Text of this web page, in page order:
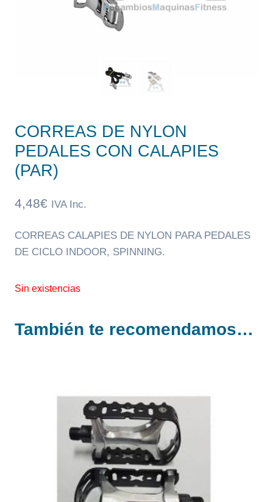
CORREAS DE NYLON
PEDALES CON CALAPIES
(PAR)
4,48€ IVA Inc.
CORREAS CALAPIES DE NYLON PARA PEDALES
DE CICLO INDOOR, SPINNING.
Sin existencias
También te recomendamos…